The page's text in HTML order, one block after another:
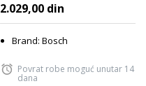
2.029,00 din
Brand: Bosch
Povrat robe moguć unutar 14
dana